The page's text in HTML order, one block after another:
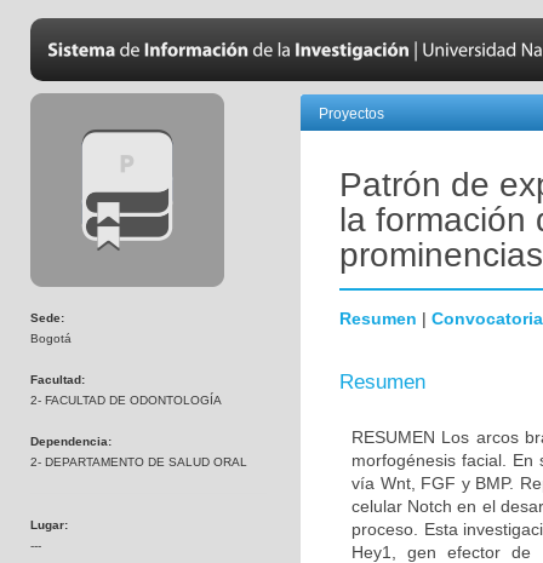
Sede:
Bogotá
Facultad:
2- FACULTAD DE ODONTOLOGÍA
Dependencia:
2- DEPARTAMENTO DE SALUD ORAL
Lugar:
---
Proyectos
Patrón de
la formación
Resumen | Convocatoria
Resumen
RESUMEN Los arcos
morfogénesis facial. En
vía Wnt, FGF y BMP.
celular Notch en el
proceso. Esta
Hey1, gen efector